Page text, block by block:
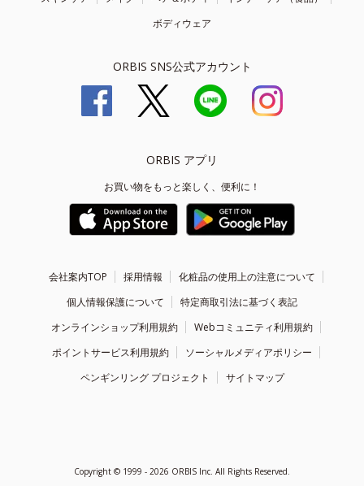
ボディウェア
ORBIS SNS公式アカウント
ORBIS アプリ
お買い物をもっと楽しく、便利に！
会社案内TOP 採用情報
化粧品の使用上の注意について
個人情報保護について
特定商取引法に基づく表記
オンラインショップ利用規約
Webコミュニティ利用規約
ポイントサービス利用規約
ソーシャルメディアポリシー
ペンギンリング プロジェクト
サイトマップ
Copyright © 1999 - 2026 ORBIS Inc. All Rights Reserved.